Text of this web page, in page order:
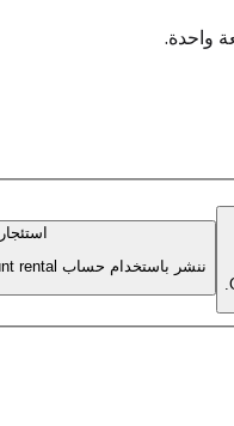
واحدة.
ننشر باستخدام حساب AllsWeb — Google Play developer account rental.